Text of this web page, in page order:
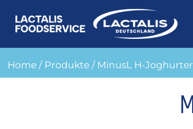
Home / Produkte / MinusL H-